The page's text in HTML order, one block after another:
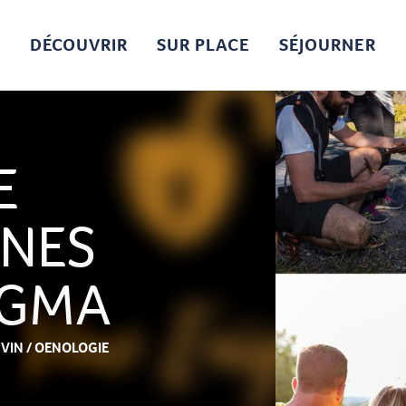
DÉCOUVRIR SUR PLACE SÉJOURNER
VIN / OENOLOGIE